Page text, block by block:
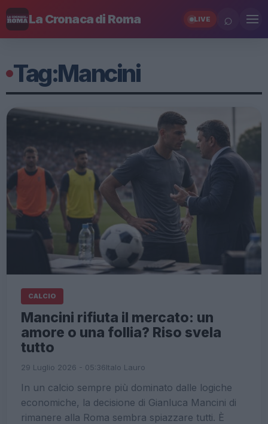
La Cronaca di Roma LIVE ⌕
Tag:Mancini
CALCIO
Mancini rifiuta il mercato: un
amore o una follia? Riso svela
tutto
29 Luglio 2026 - 05:36Italo Lauro
In un calcio sempre più dominato dalle logiche
economiche, la decisione di Gianluca Mancini di
rimanere alla Roma sembra spiazzare tutti. È